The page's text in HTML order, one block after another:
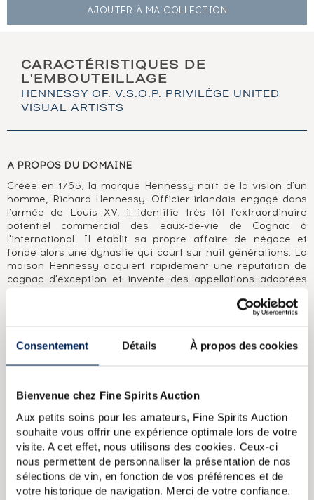
Consentement Détails À propos des cookies
Bienvenue chez Fine Spirits Auction
Aux petits soins pour les amateurs, Fine Spirits Auction
souhaite vous offrir une expérience optimale lors de votre
visite. A cet effet, nous utilisons des cookies. Ceux-ci
nous permettent de personnaliser la présentation de nos
sélections de vin, en fonction de vos préférences et de
votre historique de navigation. Merci de votre confiance.
AJOUTER À MA COLLECTION
CARACTÉRISTIQUES DE
L'EMBOUTEILLAGE
HENNESSY OF. V.S.O.P. PRIVILÈGE UNITED
VISUAL ARTISTS
A PROPOS DU DOMAINE
Créée en 1765, la marque Hennessy naît de la vision d'un
homme, Richard Hennessy. Officier irlandais engagé dans
l'armée de Louis XV, il identifie très tôt l'extraordinaire
potentiel commercial des eaux-de-vie de Cognac à
l'international. Il établit sa propre affaire de négoce et
fonde alors une dynastie qui court sur huit générations. La
maison Hennessy acquiert rapidement une réputation de
cognac d'exception et invente des appellations adoptées
Superior Old pale (VSOP) ou Extra Old (XO). En 250 ans
d'existence, la maison Hennessy s'est imposée comme le
A PROPOS DE LA CUVÉE
minimum de 4 ans et dont le label est realisé par United
Visual Artists.
Hennessy Of. Bras Arme (73cl.)Hennessy Of. Paradis Extra
Hennessy Of. Private Reserve 1873 Lot n 1 Premier Grand Cru
Hennessy Of. X.O Exclusive Collection Arik LevyHennessy Of. X.O
The Original (70cl)